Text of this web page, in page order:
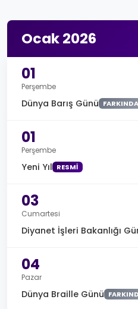
Ocak 2026
01
Perşembe
Dünya Barış Günü
01
Perşembe
Yeni Yıl RESMI
03
Cumartesi
Diyanet İşleri Bakanlığı
04
Pazar
Dünya Braille Günü